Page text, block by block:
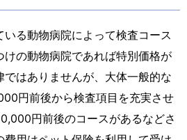
る動物病院によって検査コース
けの動物病院であれば特別価格が
はありませんが、大体一般的な
円前後から検査項目を充実させ
円前後のコースがあるなどさ